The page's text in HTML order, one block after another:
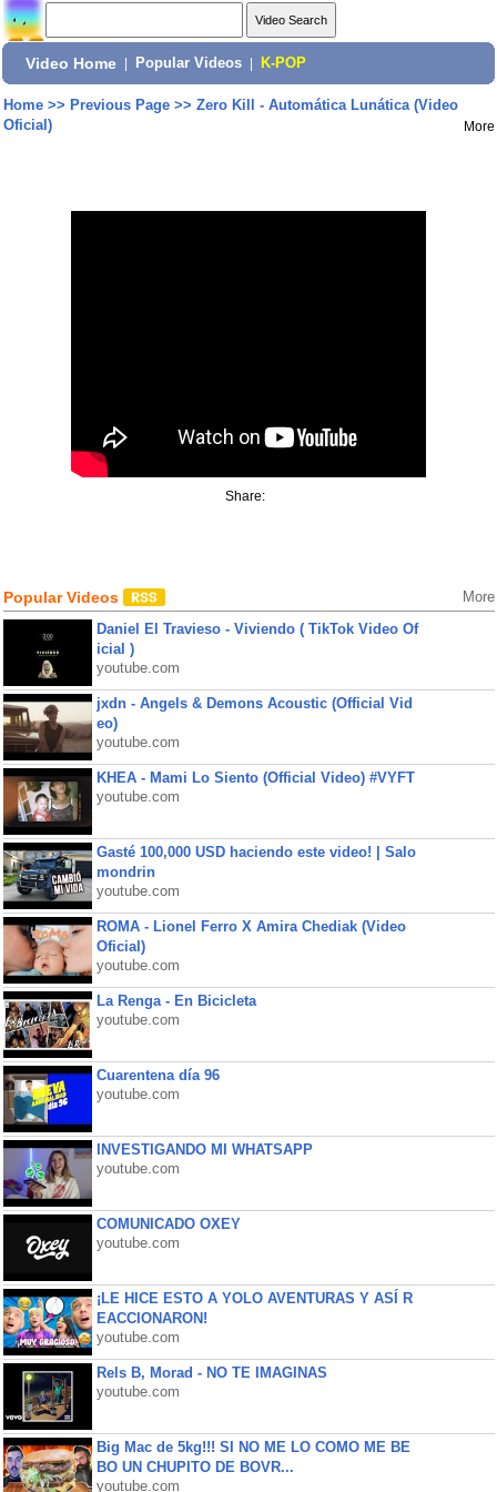
Video Home Popular Videos K-POP
Home>> Previous Page>> Zero Kill - Automática Lunática (Video
Oficial)
More
Share:
Popular Videos More
Daniel El Travieso - Viviendo ( TikTok Video Of
icial )
youtube.com
jxdn - Angels & Demons Acoustic (Official Vid
eo)
youtube.com
KHEA - Mami Lo Siento (Official Video) #VYFT
youtube.com
Gasté 100,000 USD haciendo este video! | Salo
mondrin
youtube.com
ROMA - Lionel Ferro X Amira Chediak (Video
Oficial)
youtube.com
La Renga - En Bicicleta
youtube.com
Cuarentena día 96
youtube.com
INVESTIGANDO MI WHATSAPP
youtube.com
COMUNICADO OXEY
youtube.com
¡LE HICE ESTO A YOLO AVENTURAS Y ASÍ R
EACCIONARON!
youtube.com
Rels B, Morad - NO TE IMAGINAS
youtube.com
Big Mac de 5kg!!! SI NO ME LO COMO ME BE
BO UN CHUPITO DE BOVR...
youtube.com